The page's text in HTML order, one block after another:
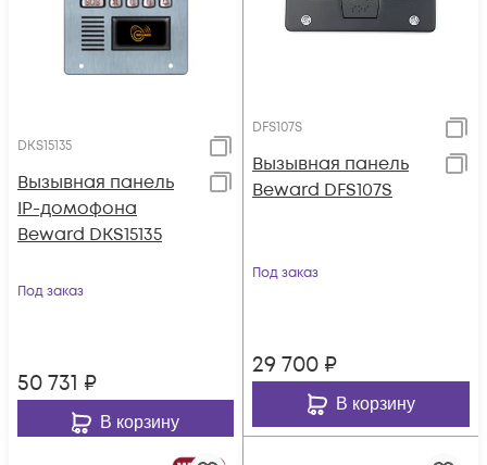
DKS15135
Вызывная панель
IP-домофона
Beward DKS15135
Под заказ
50 731 ₽
В корзину
DFS107S
Вызывная панель
Beward DFS107S
Под заказ
29 700 ₽
В корзину